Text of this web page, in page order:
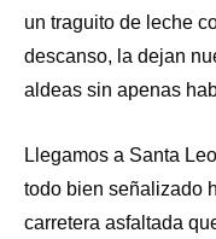
un traguito de leche
descanso, la dejan
aldeas sin apenas
Llegamos a Santa
todo bien señalizado
carretera asfaltada